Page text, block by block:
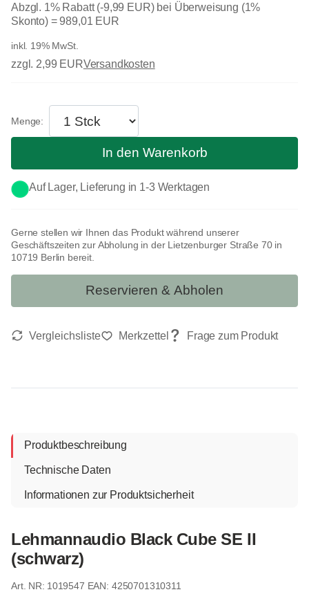
Abzgl. 1% Rabatt (-9,99 EUR) bei Überweisung (1%
Skonto) =989,01 EUR
inkl. 19% MwSt.
zzgl. 2,99 EURVersandkosten
Gerne stellen wir Ihnen das Produkt während unserer
Geschäftszeiten zur Abholung in der Lietzenburger Straße 70 in
10719 Berlin bereit.
Reservieren & Abholen
Auf Lager, Lieferung in 1-3 Werktagen
In den Warenkorb
Produktbeschreibung
Technische Daten
Informationen zur Produktsicherheit
Lehmannaudio Black Cube SE II
(schwarz)
1019547 EAN: 4250701310311